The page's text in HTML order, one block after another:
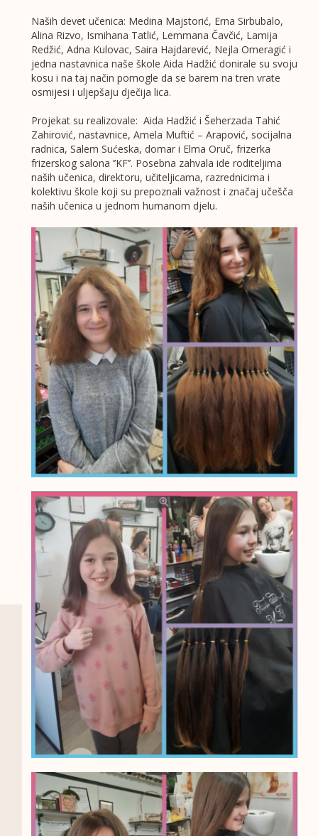
Naših devet učenica: Medina Majstorić, Erna Sirbubalo,
Alina Rizvo, Ismihana Tatlić, Lemmana Čavčić, Lamija
Redžić, Adna Kulovac, Saira Hajdarević, Nejla Omeragić i
jedna nastavnica naše škole Aida Hadžić donirale su svoju
kosu i na taj način pomogle da se barem na tren vrate
osmijesi i uljepšaju dječija lica.
Projekat su realizovale: Aida Hadžić i Šeherzada Tahić
Zahirović, nastavnice, Amela Muftić – Arapović, socijalna
radnica, Salem Sućeska, domar i Elma Oruč, frizerka
frizerskog salona ’’KF’’. Posebna zahvala ide roditeljima
naših učenica, direktoru, učiteljicama, razrednicima i
kolektivu škole koji su prepoznali važnost i značaj učešča
naših učenica u jednom humanom djelu.